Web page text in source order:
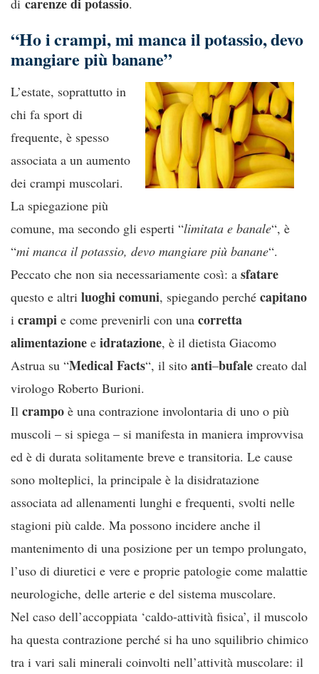
di .
“Ho i crampi, mi manca il potassio, devo
mangiare più banane”
L’estate, soprattutto in
chi fa sport di
frequente, è spesso
associata a un aumento
dei crampi muscolari.
La spiegazione più
comune, ma secondo gli esperti “limitata e banale“, è
“mi manca il potassio, devo mangiare più banane“.
Peccato che non sia necessariamente così: a sfatare
questo e altri luoghicomuni, spiegando perché capitano
i crampi e come prevenirli con una corretta
alimentazione e idratazione, è il dietista Giacomo
Astrua su “Medical Facts“, il sito anti–bufale creato dal
virologo Roberto Burioni.
Il crampo è una contrazione involontaria di uno o più
muscoli – si spiega – si manifesta in maniera improvvisa
ed è di durata solitamente breve e transitoria. Le cause
sono molteplici, la principale è la disidratazione
associata ad allenamenti lunghi e frequenti, svolti nelle
stagioni più calde. Ma possono incidere anche il
mantenimento di una posizione per un tempo prolungato,
l’uso di diuretici e vere e proprie patologie come malattie
neurologiche, delle arterie e del sistema muscolare.
Nel caso dell’accoppiata ‘caldo-attività fisica’, il muscolo
ha questa contrazione perché si ha uno squilibrio chimico
tra i vari sali minerali coinvolti nell’attività muscolare: il